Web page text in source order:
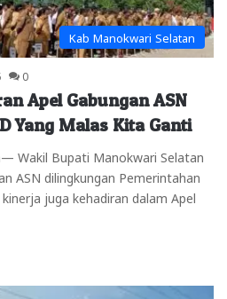
Kab Manokwari Selatan
0
Apel Gabungan ASN
Yang Malas Kita Ganti
Wakil Bupati Manokwari Selatan
ASN dilingkungan Pemerintahan
juga kehadiran dalam Apel